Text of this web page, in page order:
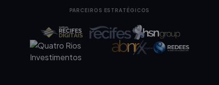
PARCEIROS ESTRATÉGICOS